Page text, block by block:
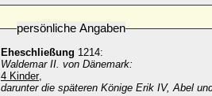
persönliche Angaben
Eheschließung 1214:
Waldemar II. von Dänemark:
4 Kinder,
darunter die späteren Könige Erik IV, Abel